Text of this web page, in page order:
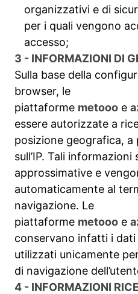
organizzativi e di
per i quali vengono
accesso;
3 - INFORMAZIONI DI
Sulla base della
browser, le
piattaforme metooo e
essere autorizzate a
posizione geografica,
sull’IP. Tali
approssimative e
automaticamente al
navigazione. Le
piattaforme metooo e
conservano infatti i
utilizzati unicamente
di navigazione
4 - INFORMAZIONI